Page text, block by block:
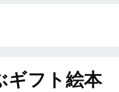
ギフト絵本